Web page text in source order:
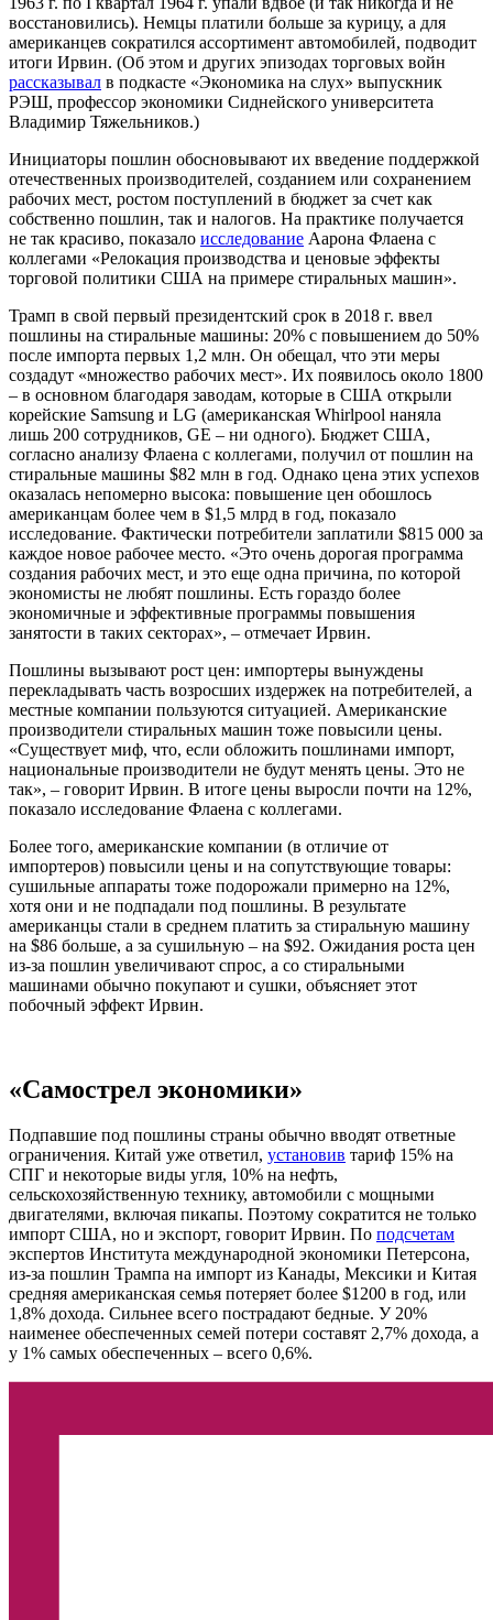
восстановились). Немцы платили больше за курицу, а для
американцев сократился ассортимент автомобилей, подводит
итоги Ирвин. (Об этом и других эпизодах торговых войн
рассказывал в подкасте «Экономика на слух» выпускник
РЭШ, профессор экономики Сиднейского университета
Владимир Тяжельников.)
Инициаторы пошлин обосновывают их введение поддержкой
отечественных производителей, созданием или сохранением
рабочих мест, ростом поступлений в бюджет за счет как
собственно пошлин, так и налогов. На практике получается
не так красиво, показало исследование Аарона Флаена с
коллегами «Релокация производства и ценовые эффекты
торговой политики США на примере стиральных машин».
Трамп в свой первый президентский срок в 2018 г. ввел
пошлины на стиральные машины: 20% с повышением до 50%
после импорта первых 1,2 млн. Он обещал, что эти меры
создадут «множество рабочих мест». Их появилось около 1800
– в основном благодаря заводам, которые в США открыли
корейские Samsung и LG (американская Whirlpool наняла
лишь 200 сотрудников, GE – ни одного). Бюджет США,
согласно анализу Флаена с коллегами, получил от пошлин на
стиральные машины $82 млн в год. Однако цена этих успехов
оказалась непомерно высока: повышение цен обошлось
американцам более чем в $1,5 млрд в год, показало
исследование. Фактически потребители заплатили $815 000 за
каждое новое рабочее место. «Это очень дорогая программа
создания рабочих мест, и это еще одна причина, по которой
экономисты не любят пошлины. Есть гораздо более
экономичные и эффективные программы повышения
занятости в таких секторах», – отмечает Ирвин.
Пошлины вызывают рост цен: импортеры вынуждены
перекладывать часть возросших издержек на потребителей, а
местные компании пользуются ситуацией. Американские
производители стиральных машин тоже повысили цены.
«Существует миф, что, если обложить пошлинами импорт,
национальные производители не будут менять цены. Это не
так», – говорит Ирвин. В итоге цены выросли почти на 12%,
показало исследование Флаена с коллегами.
Более того, американские компании (в отличие от
импортеров) повысили цены и на сопутствующие товары:
сушильные аппараты тоже подорожали примерно на 12%,
хотя они и не подпадали под пошлины. В результате
американцы стали в среднем платить за стиральную машину
на $86 больше, а за сушильную – на $92. Ожидания роста цен
из-за пошлин увеличивают спрос, а со стиральными
машинами обычно покупают и сушки, объясняет этот
побочный эффект Ирвин.
«Самострел экономики»
Подпавшие под пошлины страны обычно вводят ответные
ограничения. Китай уже ответил, установив тариф 15% на
СПГ и некоторые виды угля, 10% на нефть,
сельскохозяйственную технику, автомобили с мощными
двигателями, включая пикапы. Поэтому сократится не только
импорт США, но и экспорт, говорит Ирвин. По подсчетам
экспертов Института международной экономики Петерсона,
из-за пошлин Трампа на импорт из Канады, Мексики и Китая
средняя американская семья потеряет более $1200 в год, или
1,8% дохода. Сильнее всего пострадают бедные. У 20%
наименее обеспеченных семей потери составят 2,7% дохода, а
у 1% самых обеспеченных – всего 0,6%.